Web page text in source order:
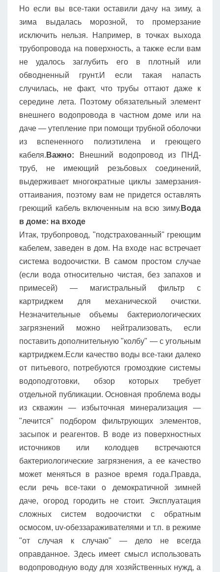
Но если вы все-таки оставили дачу на зиму, а
зима выдалась морозной, то промерзание
исключить нельзя. Например, в точках выхода
трубопровода на поверхность, а также если вам
не удалось заглубить его в плотный или
обводненный грунт.И если такая напасть
случилась, не факт, что трубы оттают даже к
середине лета. Поэтому обязательный элемент
внешнего водопровода в частном доме или на
даче — утепление при помощи трубной оболочки
из вспененного полиэтилена и греющего
кабеля. Важно: Внешний водопровод из ПНД-
труб, не имеющий резьбовых соединений,
выдерживает многократные циклы замерзания-
оттаивания, поэтому вам не придется оставлять
греющий кабель включенным на всю зиму. Вода
в доме: на входе
Итак, трубопровод, "подстрахованный" греющим
кабелем, заведен в дом. На входе нас встречает
система водоочистки. В самом простом случае
(если вода относительно чистая, без запахов и
примесей) — магистральный фильтр с
картриджем для механической очистки.
Незначительные объемы бактериологических
загрязнений можно нейтрализовать, если
поставить дополнительную "колбу" — с угольным
картриджем.Если качество воды все-таки далеко
от питьевого, потребуются громоздкие системы
водоподготовки, обзор которых требует
отдельной публикации. Основная проблема воды
из скважин — избыточная минерализация —
"лечится" подбором фильтрующих элементов,
засыпок и реагентов. В воде из поверхностных
источников или колодцев встречаются
бактериологические загрязнения, а ее качество
может меняться в разное время года.Правда,
если речь все-таки о демократичной зимней
даче, огород городить не стоит. Эксплуатация
сложных систем водоочистки с обратным
осмосом, uv-обеззараживателями и т.п. в режиме
"от случая к случаю" — дело не всегда
оправданное. Здесь имеет смысл использовать
водопроводную воду для хозяйственных нужд, а